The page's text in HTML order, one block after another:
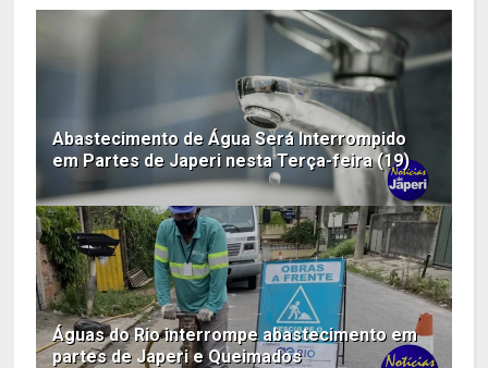
Abastecimento de Água Será Interrompido
em Partes de Japeri nesta Terça-feira (19)
Águas do Rio interrompe abastecimento em
partes de Japeri e Queimados